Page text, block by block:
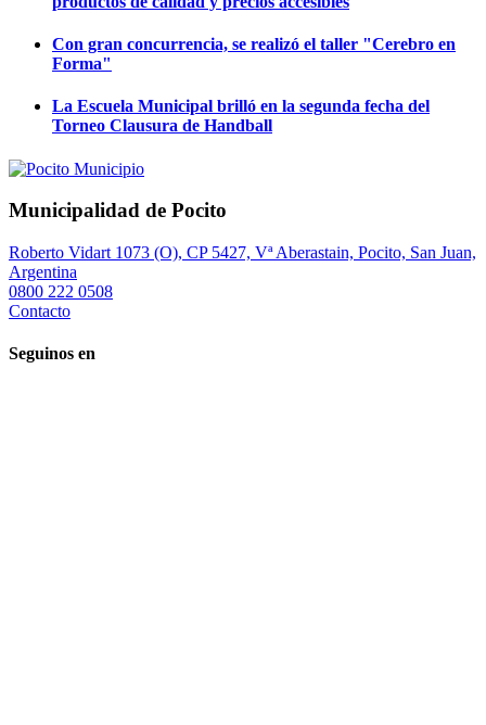
Con gran concurrencia, se realizó el taller "Cerebro en
Forma"
La Escuela Municipal brilló en la segunda fecha del
Torneo Clausura de Handball
Municipalidad de Pocito
Roberto Vidart 1073 (O), CP 5427, Vª Aberastain, Pocito, San Juan,
Argentina
0800 222 0508
Contacto
Seguinos en